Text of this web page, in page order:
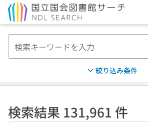
絞り込み条件
検索結果 131,961 件